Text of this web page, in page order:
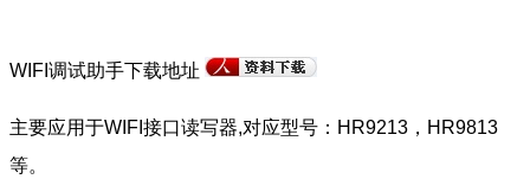
WIFI调试助手下载地址
主要应用于WIFI接口读写器,对应型号：HR9213，HR9813
等。